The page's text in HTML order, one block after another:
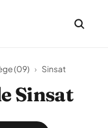
(09) › Sinsat
Sinsat